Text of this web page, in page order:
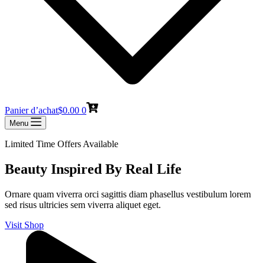
Panier d’achat$0.00 0
Menu
Limited Time Offers Available
Beauty Inspired By Real Life
Ornare quam viverra orci sagittis diam phasellus vestibulum lorem
sed risus ultricies sem viverra aliquet eget.
Visit Shop